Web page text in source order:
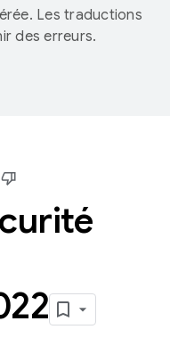
Les traductions
des erreurs.